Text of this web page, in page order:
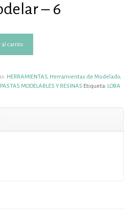
– 6
carrito
HERRAMIENTAS, Herramientas de Modelado,
PASTAS MODELABLES Y RESINAS Etiqueta: LOBA